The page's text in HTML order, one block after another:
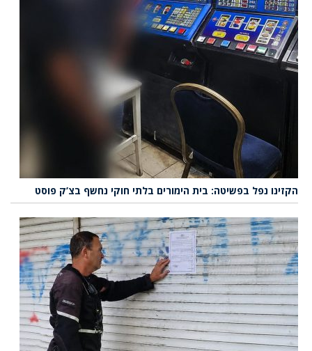
הקזינו נפל בפשיטה: בית הימורים בלתי חוקי נחשף בצ’ק פוסט